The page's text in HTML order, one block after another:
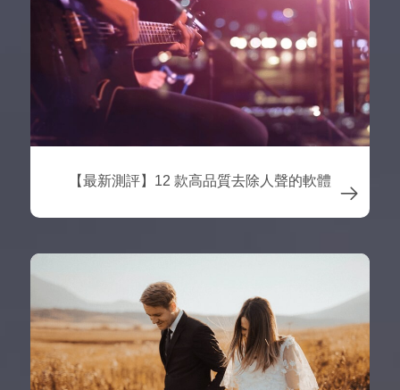
【最新測評】12 款高品質去除人聲的軟體 